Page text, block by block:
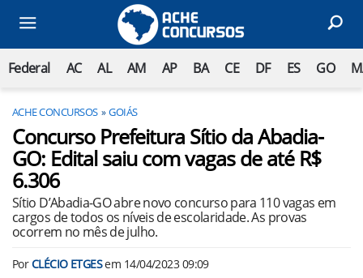
Federal AC AL AM AP BA CE DF ES GO
ACHE CONCURSOS GOIÁS
Concurso Prefeitura Sítio da Abadia-
GO: Edital saiu com vagas de até R$
6.306
Sítio D’Abadia-GO abre novo concurso para 110 vagas em
cargos de todos os níveis de escolaridade. As provas
ocorrem no mês de julho.
PorCLÉCIO ETGESem 14/04/2023 09:09